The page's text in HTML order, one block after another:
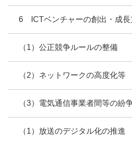
6 ICTベンチャーの創出・成長
（1）公正競争ルールの整備
（2）ネットワークの高度化等
（3）電気通信事業者間等の紛
（1）放送のデジタル化の推進